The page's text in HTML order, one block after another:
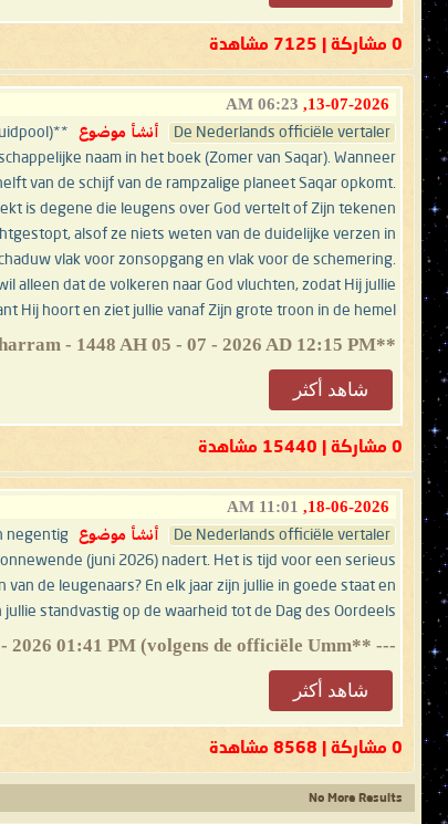
0 مشاركة | 7125 مشاهدة
13-07-2026,
06:23 AM
De Nederlands officiële vertaler أنشأ موضوع
naam in het boek (Zomer van Saqar). Wanneer
van de schijf van de rampzalige planeet Saqar opkomt.
is degene die leugens over God vertelt of Zijn tekenen
alsof ze niets weten van de duidelijke verzen in
vlak voor zonsopgang en vlak voor de schemering.
alleen dat de volkeren naar God vluchten, zodat Hij jullie
Hij hoort en ziet jullie vanaf Zijn grote troon in de hemel.
**Imam Al-Mahdi Nasser Mohammed Al-Yamani** 20 - Muharram - 1448 AH 05 - 07 - 2026 AD 12:15 PM...
شاهد أكثر
0 مشاركة | 15440 مشاهدة
18-06-2026,
11:01 AM
De Nederlands officiële vertaler أنشأ موضوع
negentig
(juni 2026) nadert. Het is tijd voor een serieus
de leugenaars? En elk jaar zijn jullie in goede staat en
jullie standvastig op de waarheid tot de Dag des Oordeels.
--- **Imam al-Mahdi Nasser Mohammed al-Yamani** 02 - Muharram - 1448 H 17 - 06 - 2026 01:41 PM (volgens de officiële Umm...
شاهد أكثر
0 مشاركة | 8568 مشاهدة
No More Results